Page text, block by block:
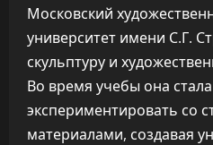
Московский
университет имени С.Г.
скульптуру и
Во время учебы она
экспериментировать со
материалами, создавая